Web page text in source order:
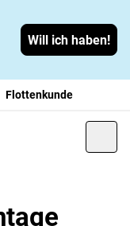
Will ich haben!
Flottenkunde